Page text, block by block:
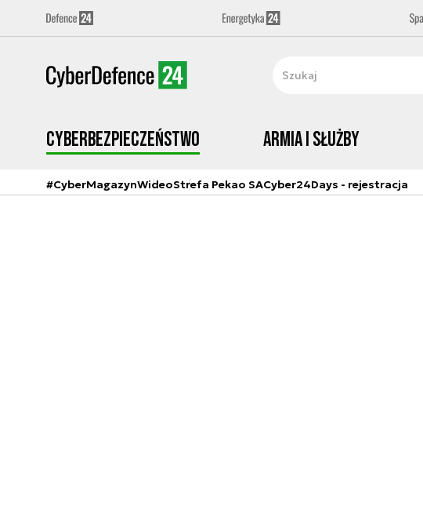
Cyberbezpieczeństwo Armia i Służby
#CyberMagazynWideoStrefa Pekao SACyber24Days - rejestracja